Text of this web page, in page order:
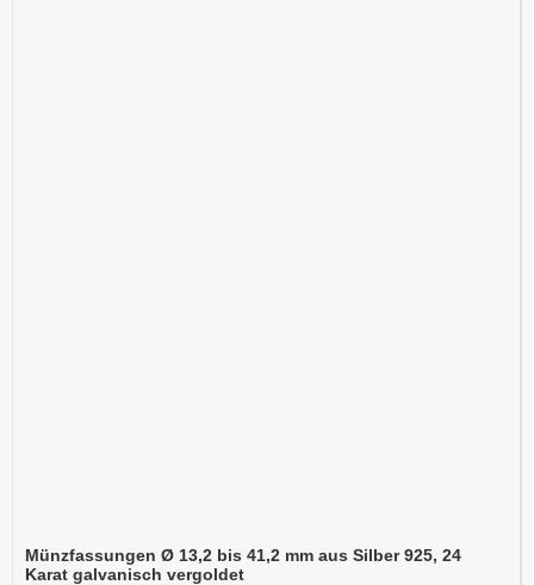
Münzfassungen Ø 13,2 bis 41,2 mm aus Silber 925, 24
Karat galvanisch vergoldet